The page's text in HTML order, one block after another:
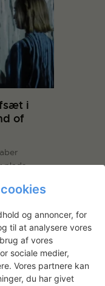
i
of
plads.
foran
Ved at
mod den
og annoncer, for
til at analysere vores
af vores
sociale medier,
Vores partnere kan
du har givet